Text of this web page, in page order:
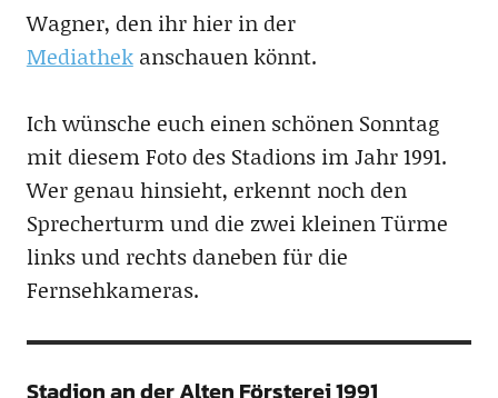
Wagner, den ihr hier in der
Mediathekanschauen könnt.
Ich wünsche euch einen schönen Sonntag
mit diesem Foto des Stadions im Jahr 1991.
Wer genau hinsieht, erkennt noch den
Sprecherturm und die zwei kleinen Türme
links und rechts daneben für die
Fernsehkameras.